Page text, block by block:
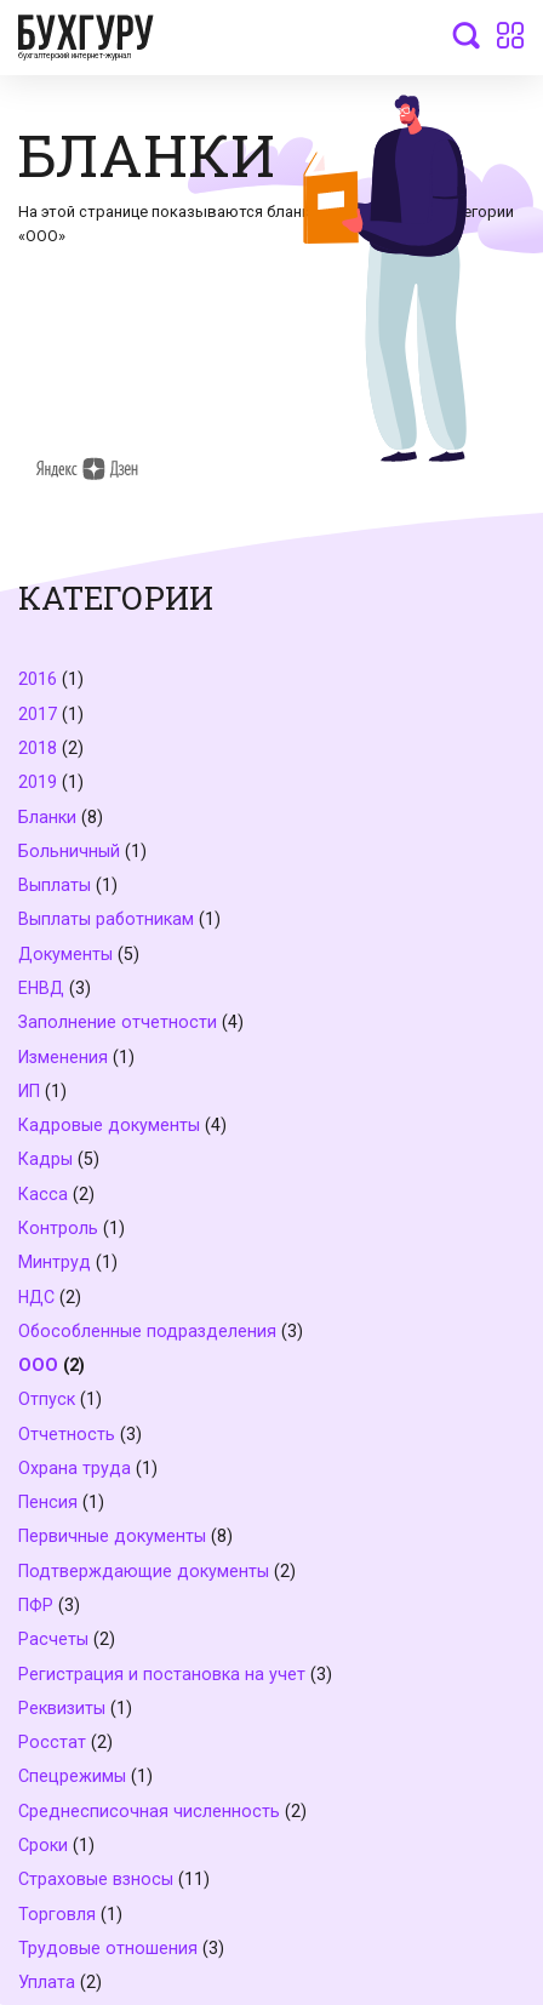
бухгалтерский интернет-журнал
БЛАНКИ
На этой странице показываются бланки документов по категории
«ООО»
КАТЕГОРИИ
2016 (1)
2017 (1)
2018 (2)
2019 (1)
Бланки (8)
Больничный (1)
Выплаты (1)
Выплаты работникам (1)
Документы (5)
ЕНВД (3)
Заполнение отчетности (4)
Изменения (1)
ИП (1)
Кадровые документы (4)
Кадры (5)
Касса (2)
Контроль (1)
Минтруд (1)
НДС (2)
Обособленные подразделения (3)
ООО (2)
Отпуск (1)
Отчетность (3)
Охрана труда (1)
Пенсия (1)
Первичные документы (8)
Подтверждающие документы (2)
ПФР (3)
Расчеты (2)
Регистрация и постановка на учет (3)
Реквизиты (1)
Росстат (2)
Спецрежимы (1)
Среднесписочная численность (2)
Сроки (1)
Страховые взносы (11)
Торговля (1)
Трудовые отношения (3)
Уплата (2)